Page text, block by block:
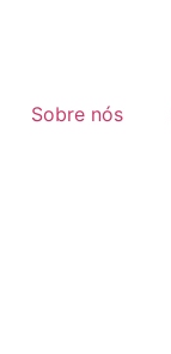
Sobre nós